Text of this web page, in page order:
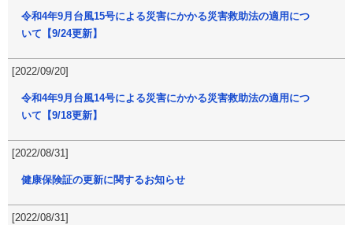
令和4年9月台風15号による災害にかかる災害救助法の適用につ
いて【9/24更新】
[2022/09/20]
令和4年9月台風14号による災害にかかる災害救助法の適用につ
いて【9/18更新】
[2022/08/31]
健康保険証の更新に関するお知らせ
[2022/08/31]